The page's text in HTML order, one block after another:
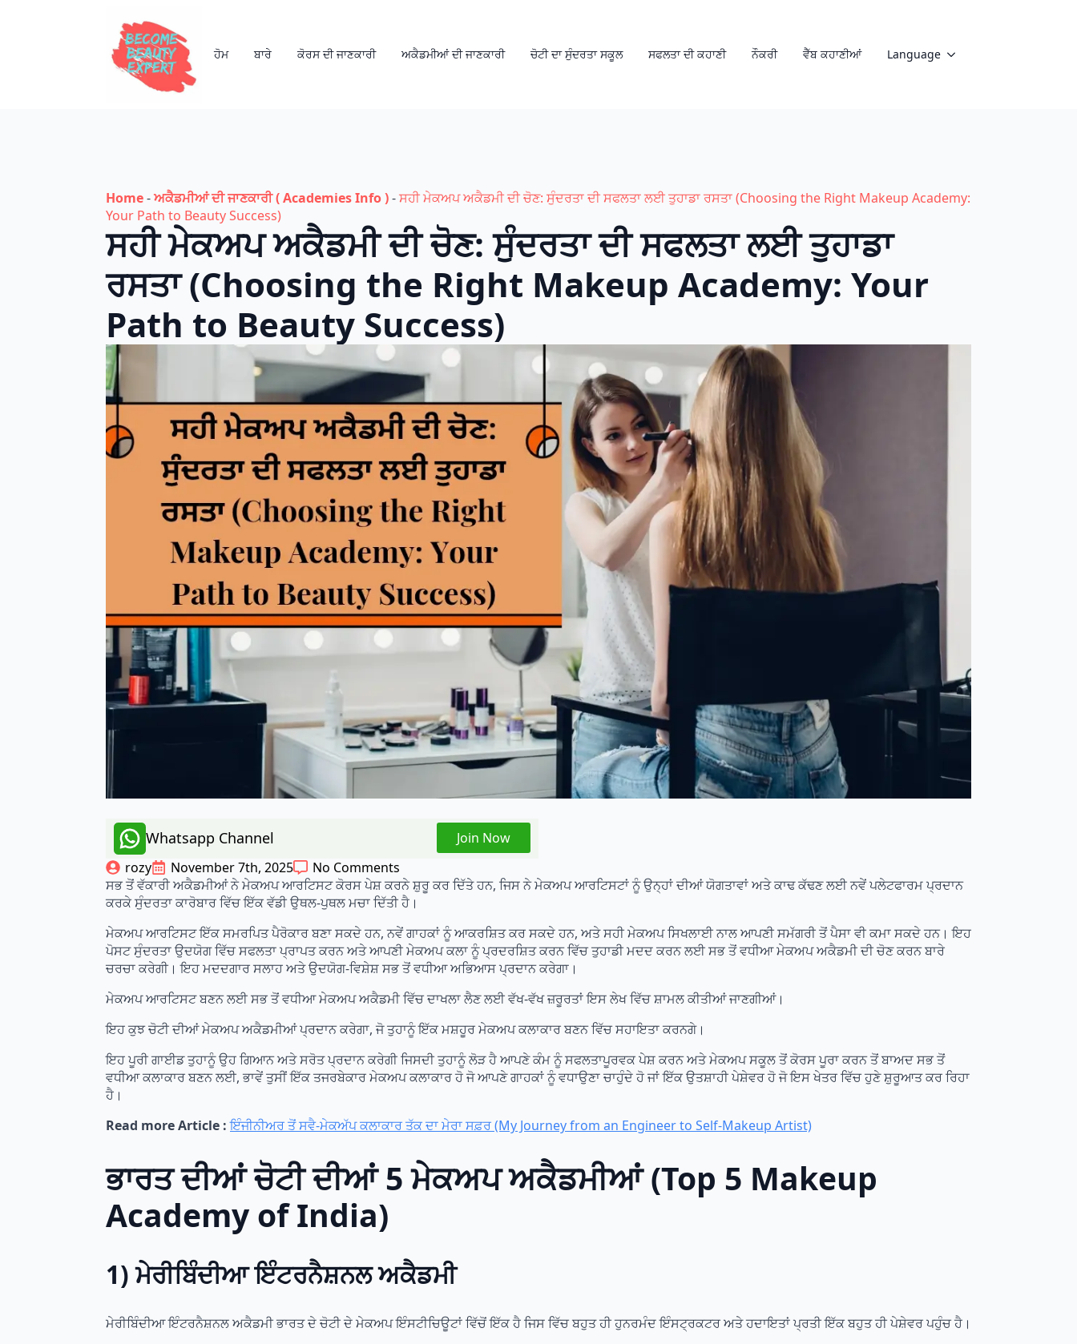
ਹੋਮ ਬਾਰੇ ਕੋਰਸ ਦੀ ਜਾਣਕਾਰੀ ਅਕੈਡਮੀਆਂ ਦੀ ਜਾਣਕਾਰੀ ਚੋਟੀ ਦਾ ਸੁੰਦਰਤਾ ਸਕੂਲ ਸਫਲਤਾ ਦੀ ਕਹਾਣੀ ਨੌਕਰੀ ਵੈੱਬ ਕਹਾਣੀਆਂ Language
Home-ਅਕੈਡਮੀਆਂ ਦੀ ਜਾਣਕਾਰੀ ( Academies Info )-ਸਹੀ ਮੇਕਅਪ ਅਕੈਡਮੀ ਦੀ ਚੋਣ: ਸੁੰਦਰਤਾ ਦੀ ਸਫਲਤਾ ਲਈ ਤੁਹਾਡਾ ਰਸਤਾ (Choosing the Right Makeup Academy:
Your Path to Beauty Success)
ਸਹੀ ਮੇਕਅਪ ਅਕੈਡਮੀ ਦੀ ਚੋਣ: ਸੁੰਦਰਤਾ ਦੀ ਸਫਲਤਾ ਲਈ ਤੁਹਾਡਾ
ਰਸਤਾ (Choosing the Right Makeup Academy: Your
Path to Beauty Success)
Whatsapp Channel
Join Now
rozy
November 7th, 2025
No Comments
ਸਭ ਤੋਂ ਵੱਕਾਰੀ ਅਕੈਡਮੀਆਂ ਨੇ ਮੇਕਅਪ ਆਰਟਿਸਟ ਕੋਰਸ ਪੇਸ਼ ਕਰਨੇ ਸ਼ੁਰੂ ਕਰ ਦਿੱਤੇ ਹਨ, ਜਿਸ ਨੇ ਮੇਕਅਪ ਆਰਟਿਸਟਾਂ ਨੂੰ ਉਨ੍ਹਾਂ ਦੀਆਂ ਯੋਗਤਾਵਾਂ ਅਤੇ ਕਾਢ ਕੱਢਣ ਲਈ ਨਵੇਂ ਪਲੇਟਫਾਰਮ ਪ੍ਰਦਾਨ
ਕਰਕੇ ਸੁੰਦਰਤਾ ਕਾਰੋਬਾਰ ਵਿੱਚ ਇੱਕ ਵੱਡੀ ਉਥਲ-ਪੁਥਲ ਮਚਾ ਦਿੱਤੀ ਹੈ।
ਮੇਕਅਪ ਆਰਟਿਸਟ ਇੱਕ ਸਮਰਪਿਤ ਪੈਰੋਕਾਰ ਬਣਾ ਸਕਦੇ ਹਨ, ਨਵੇਂ ਗਾਹਕਾਂ ਨੂੰ ਆਕਰਸ਼ਿਤ ਕਰ ਸਕਦੇ ਹਨ, ਅਤੇ ਸਹੀ ਮੇਕਅਪ ਸਿਖਲਾਈ ਨਾਲ ਆਪਣੀ ਸਮੱਗਰੀ ਤੋਂ ਪੈਸਾ ਵੀ ਕਮਾ ਸਕਦੇ ਹਨ। ਇਹ
ਪੋਸਟ ਸੁੰਦਰਤਾ ਉਦਯੋਗ ਵਿੱਚ ਸਫਲਤਾ ਪ੍ਰਾਪਤ ਕਰਨ ਅਤੇ ਆਪਣੀ ਮੇਕਅਪ ਕਲਾ ਨੂੰ ਪ੍ਰਦਰਸ਼ਿਤ ਕਰਨ ਵਿੱਚ ਤੁਹਾਡੀ ਮਦਦ ਕਰਨ ਲਈ ਸਭ ਤੋਂ ਵਧੀਆ ਮੇਕਅਪ ਅਕੈਡਮੀ ਦੀ ਚੋਣ ਕਰਨ ਬਾਰੇ
ਚਰਚਾ ਕਰੇਗੀ। ਇਹ ਮਦਦਗਾਰ ਸਲਾਹ ਅਤੇ ਉਦਯੋਗ-ਵਿਸ਼ੇਸ਼ ਸਭ ਤੋਂ ਵਧੀਆ ਅਭਿਆਸ ਪ੍ਰਦਾਨ ਕਰੇਗਾ।
ਮੇਕਅਪ ਆਰਟਿਸਟ ਬਣਨ ਲਈ ਸਭ ਤੋਂ ਵਧੀਆ ਮੇਕਅਪ ਅਕੈਡਮੀ ਵਿੱਚ ਦਾਖਲਾ ਲੈਣ ਲਈ ਵੱਖ-ਵੱਖ ਜ਼ਰੂਰਤਾਂ ਇਸ ਲੇਖ ਵਿੱਚ ਸ਼ਾਮਲ ਕੀਤੀਆਂ ਜਾਣਗੀਆਂ।
ਇਹ ਕੁਝ ਚੋਟੀ ਦੀਆਂ ਮੇਕਅਪ ਅਕੈਡਮੀਆਂ ਪ੍ਰਦਾਨ ਕਰੇਗਾ, ਜੋ ਤੁਹਾਨੂੰ ਇੱਕ ਮਸ਼ਹੂਰ ਮੇਕਅਪ ਕਲਾਕਾਰ ਬਣਨ ਵਿੱਚ ਸਹਾਇਤਾ ਕਰਨਗੇ।
ਇਹ ਪੂਰੀ ਗਾਈਡ ਤੁਹਾਨੂੰ ਉਹ ਗਿਆਨ ਅਤੇ ਸਰੋਤ ਪ੍ਰਦਾਨ ਕਰੇਗੀ ਜਿਸਦੀ ਤੁਹਾਨੂੰ ਲੋੜ ਹੈ ਆਪਣੇ ਕੰਮ ਨੂੰ ਸਫਲਤਾਪੂਰਵਕ ਪੇਸ਼ ਕਰਨ ਅਤੇ ਮੇਕਅਪ ਸਕੂਲ ਤੋਂ ਕੋਰਸ ਪੂਰਾ ਕਰਨ ਤੋਂ ਬਾਅਦ ਸਭ ਤੋਂ
ਵਧੀਆ ਕਲਾਕਾਰ ਬਣਨ ਲਈ, ਭਾਵੇਂ ਤੁਸੀਂ ਇੱਕ ਤਜਰਬੇਕਾਰ ਮੇਕਅਪ ਕਲਾਕਾਰ ਹੋ ਜੋ ਆਪਣੇ ਗਾਹਕਾਂ ਨੂੰ ਵਧਾਉਣਾ ਚਾਹੁੰਦੇ ਹੋ ਜਾਂ ਇੱਕ ਉਤਸ਼ਾਹੀ ਪੇਸ਼ੇਵਰ ਹੋ ਜੋ ਇਸ ਖੇਤਰ ਵਿੱਚ ਹੁਣੇ ਸ਼ੁਰੂਆਤ ਕਰ ਰਿਹਾ
ਹੈ।
Read more Article :ਇੰਜੀਨੀਅਰ ਤੋਂ ਸਵੈ-ਮੇਕਅੱਪ ਕਲਾਕਾਰ ਤੱਕ ਦਾ ਮੇਰਾ ਸਫ਼ਰ (My Journey from an Engineer to Self-Makeup Artist)
ਭਾਰਤ ਦੀਆਂ ਚੋਟੀ ਦੀਆਂ 5 ਮੇਕਅਪ ਅਕੈਡਮੀਆਂ (Top 5 Makeup
Academy of India)
1) ਮੇਰੀਬਿੰਦੀਆ ਇੰਟਰਨੈਸ਼ਨਲ ਅਕੈਡਮੀ
ਮੇਰੀਬਿੰਦੀਆ ਇੰਟਰਨੈਸ਼ਨਲ ਅਕੈਡਮੀ ਭਾਰਤ ਦੇ ਚੋਟੀ ਦੇ ਮੇਕਅਪ ਇੰਸਟੀਚਿਊਟਾਂ ਵਿੱਚੋਂ ਇੱਕ ਹੈ ਜਿਸ ਵਿੱਚ ਬਹੁਤ ਹੀ ਹੁਨਰਮੰਦ ਇੰਸਟ੍ਰਕਟਰ ਅਤੇ ਹਦਾਇਤਾਂ ਪ੍ਰਤੀ ਇੱਕ ਬਹੁਤ ਹੀ ਪੇਸ਼ੇਵਰ ਪਹੁੰਚ ਹੈ।